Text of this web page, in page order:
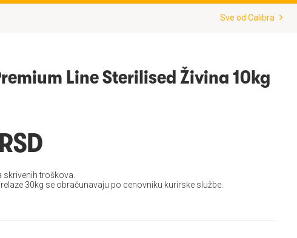
Sve od Calibra
Line Sterilised Živina 10kg
skrivenih troškova.
30kg se obračunavaju po cenovniku kurirske službe.